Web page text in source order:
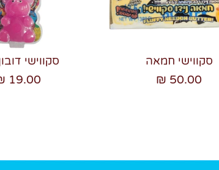
סקווישי
19.00 ₪
סקווישי חמאה
50.00 ₪